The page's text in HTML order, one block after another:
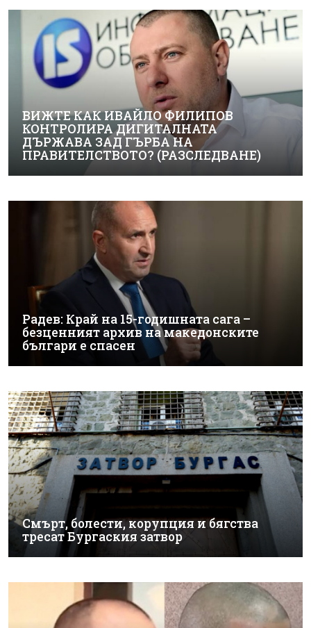
ВИЖТЕ КАК ИВАЙЛО ФИЛИПОВ
КОНТРОЛИРА ДИГИТАЛНАТА
ДЪРЖАВА ЗАД ГЪРБА НА
ПРАВИТЕЛСТВОТО? (РАЗСЛЕДВАНЕ)
Радев: Край на 15-годишната сага –
безценният архив на македонските
българи е спасен
Смърт, болести, корупция и бягства
тресат Бургаския затвор